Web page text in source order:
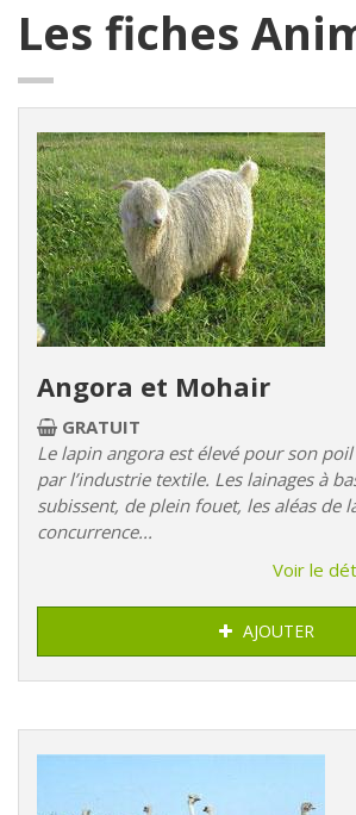
Les fiches
Angora et Mohair
GRATUIT
Le lapin angora est élevé pour son
par l’industrie textile. Les lainages à
subissent, de plein fouet, les aléas de
concurrence...
Voir le
AJOUTER